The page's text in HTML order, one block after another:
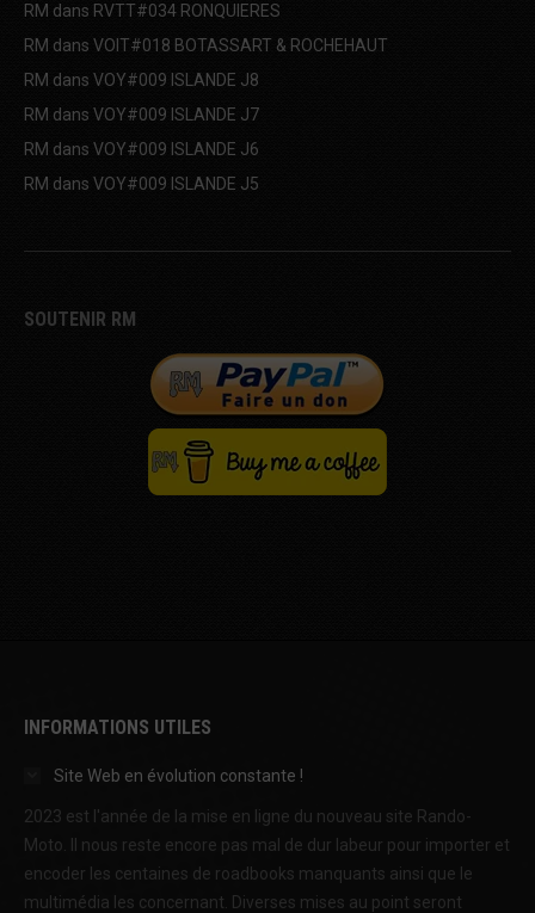
RM dans RVTT#034 RONQUIERES
RM dans VOIT#018 BOTASSART & ROCHEHAUT
RM dans VOY#009 ISLANDE J8
RM dans VOY#009 ISLANDE J7
RM dans VOY#009 ISLANDE J6
RM dans VOY#009 ISLANDE J5
SOUTENIR RM
INFORMATIONS UTILES
Site Web en évolution constante !
2023 est l'année de la mise en ligne du nouveau site Rando-
Moto. Il nous reste encore pas mal de dur labeur pour importer et
encoder les centaines de roadbooks manquants ainsi que le
multimédia les concernant. Diverses mises au point seront